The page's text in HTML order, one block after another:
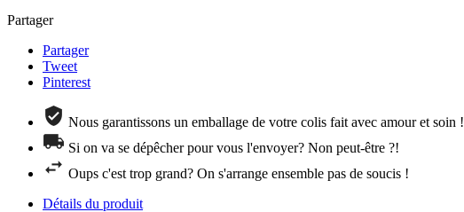
Partager
Partager
Tweet
Pinterest
Nous garantissons un emballage de votre colis fait avec amour et soin !
Si on va se dépêcher pour vous l'envoyer? Non peut-être ?!
Oups c'est trop grand? On s'arrange ensemble pas de soucis !
Détails du produit